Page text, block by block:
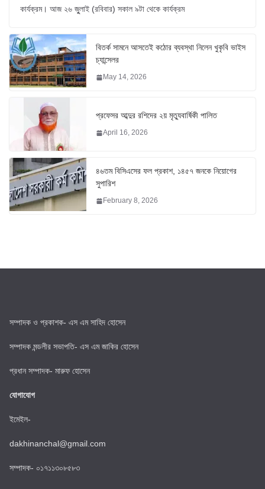
কার্যক্রম। আজ ২৬ জুুলাই (রবিবার) সকাল ৯টা থেকে কার্যক্রম
বিতর্ক সামনে আসতেই কঠোর ব্যবস্থা নিলেন খুকৃবি ভাইস
চ্যান্সেলর
May 14, 2026
প্রফেসর আব্দুর রশিদের ২য় মৃত্যুবার্ষিকী পালিত
April 16, 2026
৪৬তম বিসিএসের ফল প্রকাশ, ১৪৫৭ জনকে নিয়োগের
সুপারিশ
February 8, 2026
সম্পাদক ও প্রকাশক- এস এম সাহিদ হোসেন
সম্পাদক মন্ডলীর সভাপতি- এস এম জাকির হোসেন
প্রধান সম্পাদক- মারুফ হোসেন
যোগাযোগ
ইমেইল-
dakhinanchal@gmail.com
সম্পাদক- ০১৭১১৩০৮৫৮৩